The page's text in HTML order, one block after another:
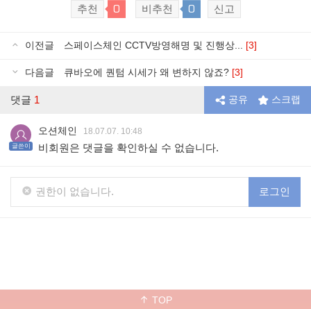
추천 0 비추천 0 신고
이전글 스페이스체인 CCTV방영해명 및 진행상... [3]
다음글 큐바오에 퀀텀 시세가 왜 변하지 않죠? [3]
댓글 1 공유 스크랩
글쓴이
오션체인 18.07.07. 10:48
비회원은 댓글을 확인하실 수 없습니다.
권한이 없습니다. 로그인
TOP